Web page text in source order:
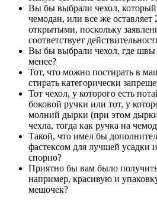
Вы бы выбрали чехол,
чемодан, или все же оставляет
открытыми, поскольку
соответствует
Вы бы выбрали чехол, где швы
менее?
Тот, что можно постирать в
стирать категорически
Тот чехол, у которого есть
боковой ручки или тот, у
молний дырки (при этом
чехла, тогда как ручка на
Такой, что имел бы
фастексом для лучшей усадки
спорно?
Приятно бы вам было
например, красивую и
мешочек?